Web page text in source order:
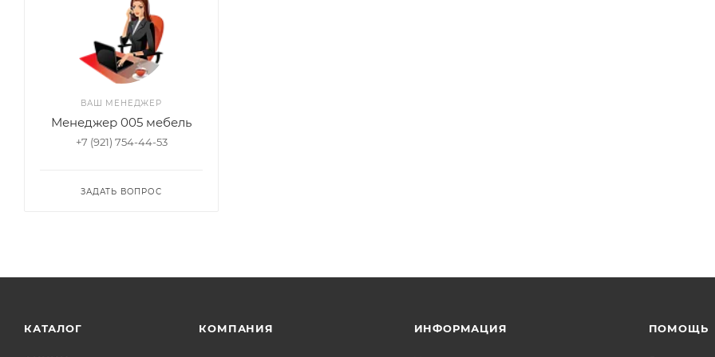
ВАШ МЕНЕДЖЕР
Менеджер 005 мебель
+7 (921) 754-44-53
ЗАДАТЬ ВОПРОС
КАТАЛОГ КОМПАНИЯ ИНФОРМАЦИЯ ПОМОЩЬ